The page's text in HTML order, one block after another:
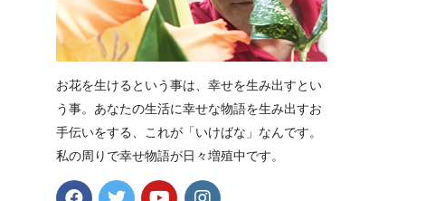
お花を生けるという事は、幸せを生み出すとい
う事。あなたの生活に幸せな物語を生み出すお
手伝いをする、これが「いけばな」なんです。
私の周りで幸せ物語が日々増殖中です。